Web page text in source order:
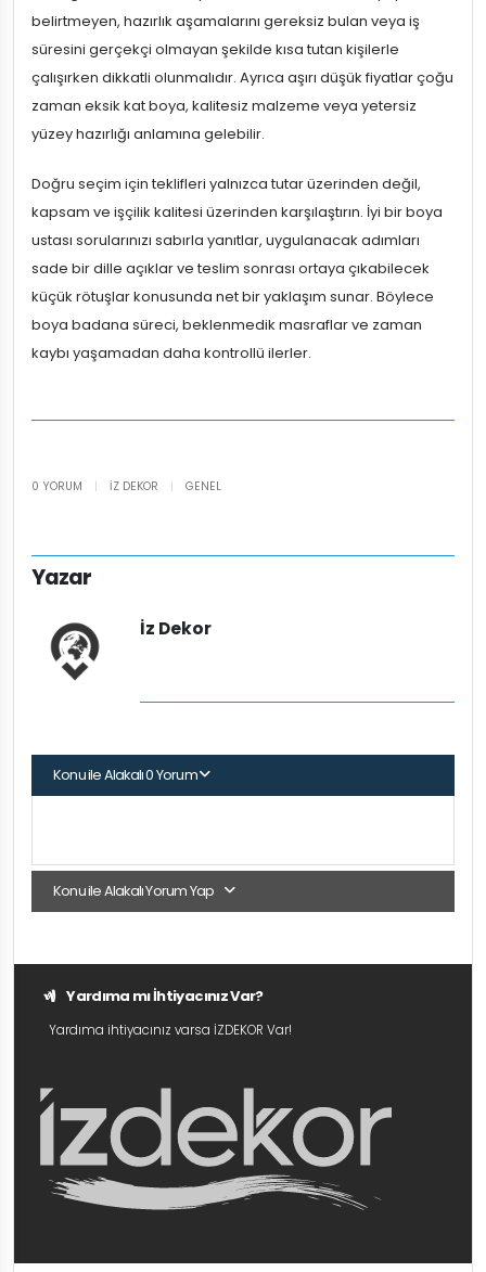
belirtmeyen, hazırlık aşamalarını gereksiz bulan veya iş
süresini gerçekçi olmayan şekilde kısa tutan kişilerle
çalışırken dikkatli olunmalıdır. Ayrıca aşırı düşük fiyatlar çoğu
zaman eksik kat boya, kalitesiz malzeme veya yetersiz
yüzey hazırlığı anlamına gelebilir.
Doğru seçim için teklifleri yalnızca tutar üzerinden değil,
kapsam ve işçilik kalitesi üzerinden karşılaştırın. İyi bir boya
ustası sorularınızı sabırla yanıtlar, uygulanacak adımları
sade bir dille açıklar ve teslim sonrası ortaya çıkabilecek
küçük rötuşlar konusunda net bir yaklaşım sunar. Böylece
boya badana süreci, beklenmedik masraflar ve zaman
kaybı yaşamadan daha kontrollü ilerler.
0 YORUM İZ DEKOR GENEL
Yazar
İz Dekor
Konu ile Alakalı 0 Yorum
Konu ile Alakalı Yorum Yap
Yardıma mı İhtiyacınız Var?
Yardıma ihtiyacınız varsa İZDEKOR Var!